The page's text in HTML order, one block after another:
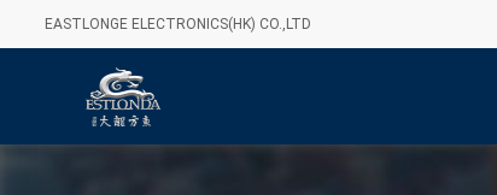
EASTLONGE ELECTRONICS(HK) CO.,LTD